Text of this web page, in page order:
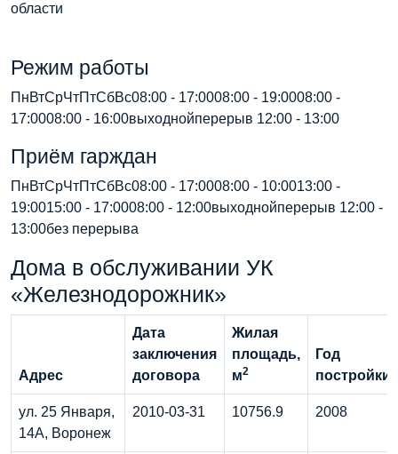
области
Режим работы
ПнВтСрЧтПтСбВс08:00 - 17:0008:00 - 19:0008:00 -
17:0008:00 - 16:00выходнойперерыв 12:00 - 13:00
Приём гарждан
ПнВтСрЧтПтСбВс08:00 - 17:0008:00 - 10:0013:00 -
19:0015:00 - 17:0008:00 - 12:00выходнойперерыв 12:00 -
13:00без перерыва
Дома в обслуживании УК
«Железнодорожник»
Адрес
Дата
заключения
договора
Жилая
площадь,
м2
Год
постройки
ул. 25 Января,
14А, Воронеж
2010-03-31 10756.9 2008